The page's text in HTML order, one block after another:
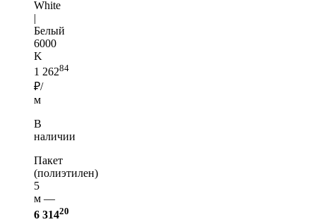
White
|
Белый
6000
K
1 26284
₽/
м
В
наличии
Пакет
(полиэтилен)
5
м —
6 31420